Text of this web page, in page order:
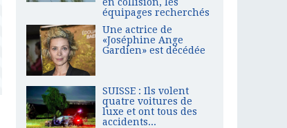
équipages recherchés
Une actrice de
«Joséphine Ange
Gardien» est décédée
SUISSE : Ils volent
quatre voitures de
luxe et ont tous des
accidents...